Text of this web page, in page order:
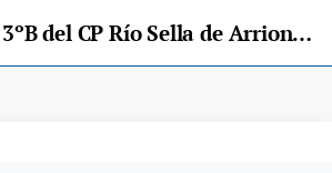
Los alumnos de 3ºB del CP Río Sella de Arriondas no acudirán mañana a clase ante «el silencio de Consejería»